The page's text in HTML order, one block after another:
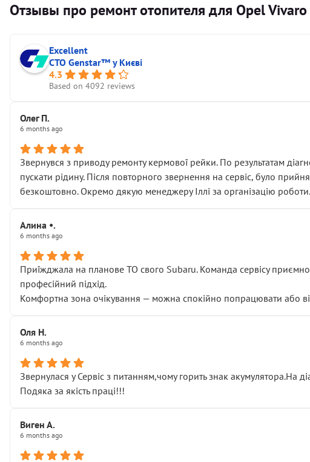
Отзывы про ремонт отопителя для Opel Vivaro
Excellent
СТО Genstar™ у Києві
4.3
Based on 4092 reviews
Олег П.
6 months ago
Звернувся з приводу ремонту кермової рейки. По результатам
пускати рідину. Після повторного звернення на сервіс, було
безкоштовно. Окремо дякую менеджеру Іллі за організацію
Алина •.
6 months ago
Приїжджала на планове ТО свого Subaru. Команда сервісу приємно
професійний підхід.
Комфортна зона очікування — можна спокійно попрацювати або
Оля Н.
6 months ago
Звернулася у Сервіс з питанням,чому горить знак акумулятора.На
Подяка за якість праці!!!
Виген А.
6 months ago